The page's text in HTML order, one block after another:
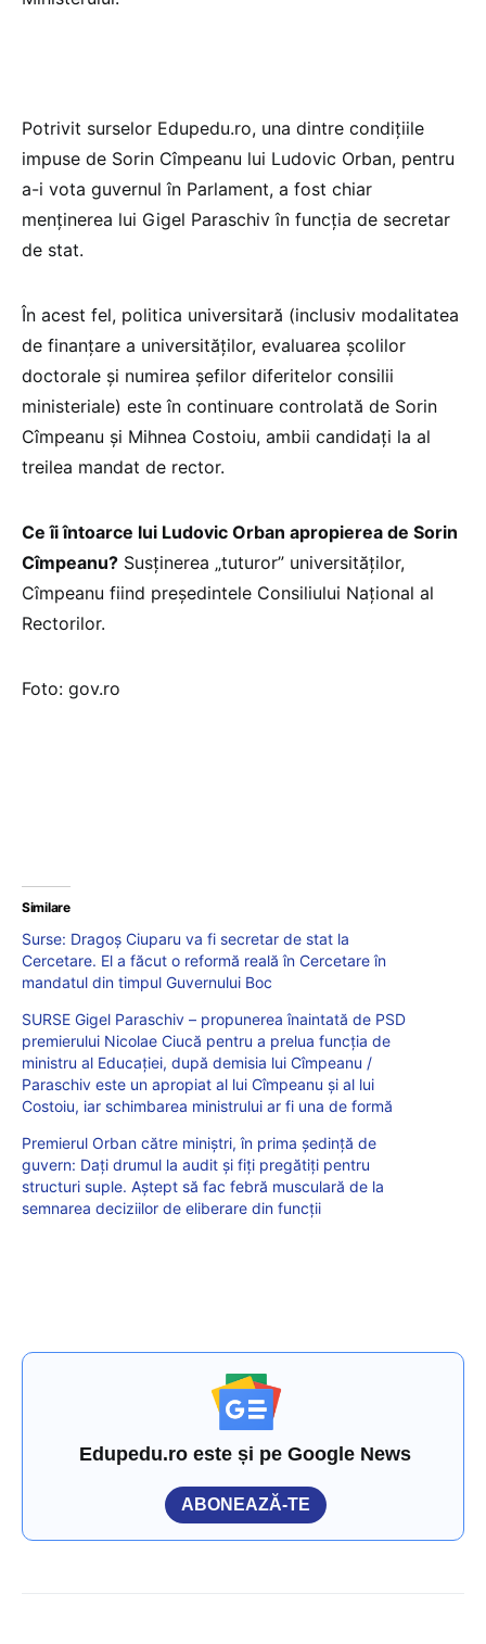
Potrivit surselor Edupedu.ro, una dintre condițiile
impuse de Sorin Cîmpeanu lui Ludovic Orban, pentru
a-i vota guvernul în Parlament, a fost chiar
menținerea lui Gigel Paraschiv în funcția de secretar
de stat.
În acest fel, politica universitară (inclusiv modalitatea
de finanțare a universităților, evaluarea școlilor
doctorale și numirea șefilor diferitelor consilii
ministeriale) este în continuare controlată de Sorin
Cîmpeanu și Mihnea Costoiu, ambii candidați la al
treilea mandat de rector.
Ce îi întoarce lui Ludovic Orban apropierea de Sorin
Cîmpeanu? Susținerea „tuturor” universităților,
Cîmpeanu fiind președintele Consiliului Național al
Rectorilor.
Foto: gov.ro
Similare
Surse: Dragoș Ciuparu va fi secretar de stat la
Cercetare. El a făcut o reformă reală în Cercetare în
mandatul din timpul Guvernului Boc
SURSE Gigel Paraschiv – propunerea înaintată de PSD
premierului Nicolae Ciucă pentru a prelua funcția de
ministru al Educației, după demisia lui Cîmpeanu /
Paraschiv este un apropiat al lui Cîmpeanu și al lui
Costoiu, iar schimbarea ministrului ar fi una de formă
Premierul Orban către miniștri, în prima ședință de
guvern: Dați drumul la audit și fiți pregătiți pentru
structuri suple. Aștept să fac febră musculară de la
semnarea deciziilor de eliberare din funcții
Edupedu.ro este și pe Google News
ABONEAZĂ-TE